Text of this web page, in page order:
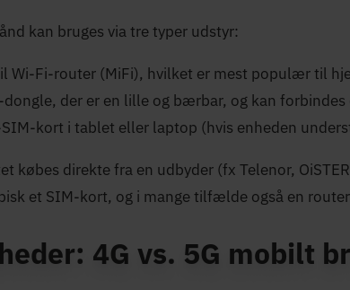
kan bruges via tre typer udstyr:
Wi-Fi-router (MiFi), hvilket er mest populær til
dongle, der er en lille og bærbar, og kan
kort i tablet eller laptop (hvis enheden
købes direkte fra en udbyder (fx Telenor,
et SIM-kort, og i mange tilfælde også en
4G vs. 5G mobilt